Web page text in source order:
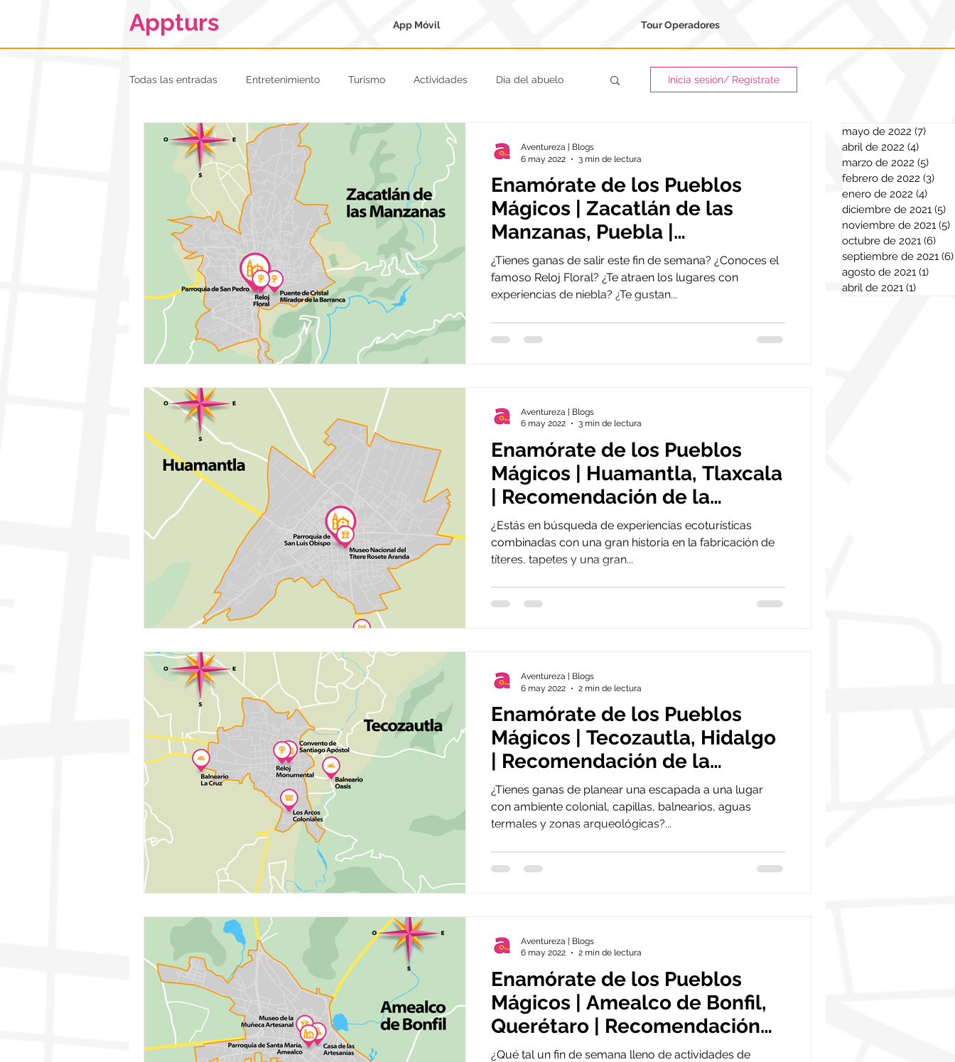
Appturs App Móvil Tour Operadores
Todas las entradas Entretenimiento Turismo Actividades Día del abuelo
Pueblos mágicos Pymes Regreso a clases Nueva normalidad
Día de muertos Halloween Ciudades Coloniales Navidad
Inicia sesión/ Regístrate
Enamórate de los Pueblos
Mágicos | Zacatlán de las
Manzanas, Puebla |
Recomendación de la semana
¿Tienes ganas de salir este fin de semana? ¿Conoces el
famoso Reloj Floral? ¿Te atraen los lugares con
experiencias de niebla? ¿Te gustan...
Aventureza | Blogs
6 may 2022
3 min de lectura
Enamórate de los Pueblos
Mágicos | Huamantla, Tlaxcala
| Recomendación de la
semana
¿Estás en búsqueda de experiencias ecoturísticas
combinadas con una gran historia en la fabricación de
títeres, tapetes y una gran...
Aventureza | Blogs
6 may 2022
3 min de lectura
Enamórate de los Pueblos
Mágicos | Tecozautla, Hidalgo
| Recomendación de la
semana
¿Tienes ganas de planear una escapada a una lugar
con ambiente colonial, capillas, balnearios, aguas
termales y zonas arqueológicas?...
Aventureza | Blogs
6 may 2022
2 min de lectura
Enamórate de los Pueblos
Mágicos | Amealco de Bonfil,
Querétaro | Recomendación
de la semana
¿Qué tal un fin de semana lleno de actividades de
Aventureza | Blogs
6 may 2022
2 min de lectura
mayo de 2022 (7)
abril de 2022 (4)
marzo de 2022 (5)
febrero de 2022 (3)
enero de 2022 (4)
diciembre de 2021 (5)
noviembre de 2021 (5)
octubre de 2021 (6)
septiembre de 2021 (6)
agosto de 2021 (1)
abril de 2021 (1)